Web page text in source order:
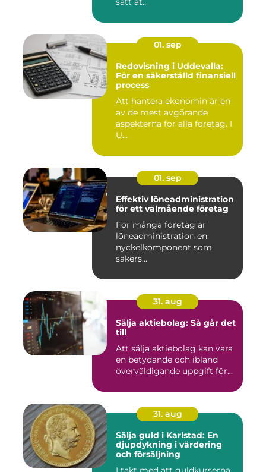
01. sep
Redovisning i Uddevalla:
För en säkerställd finansiell
process
Att hantera ekonomin är en
av de mest avgörande
aspekterna för alla företag. I
U...
01. sep
Effektiv löneadministration
för ett välmående företag
För många företag är
löneadministration en
nyckelkomponent som
säkers...
31. aug
Sälja aktiebolag: Så går det
till
Att sälja aktiebolag kan vara
en betydande och ibland
överväldigande uppgift för...
31. aug
Sälja guld i Karlstad: En
djupdykning i värdering
och försäljning